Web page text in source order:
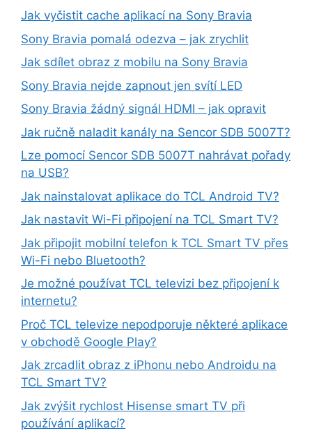
Jak vyčistit cache aplikací na Sony Bravia
Sony Bravia pomalá odezva – jak zrychlit
Jak sdílet obraz z mobilu na Sony Bravia
Sony Bravia nejde zapnout jen svítí LED
Sony Bravia žádný signál HDMI – jak opravit
Jak ručně naladit kanály na Sencor SDB 5007T?
Lze pomocí Sencor SDB 5007T nahrávat pořady
na USB?
Jak nainstalovat aplikace do TCL Android TV?
Jak nastavit Wi-Fi připojení na TCL Smart TV?
Jak připojit mobilní telefon k TCL Smart TV přes
Wi-Fi nebo Bluetooth?
Je možné používat TCL televizi bez připojení k
internetu?
Proč TCL televize nepodporuje některé aplikace
v obchodě Google Play?
Jak zrcadlit obraz z iPhonu nebo Androidu na
TCL Smart TV?
Jak zvýšit rychlost Hisense smart TV při
používání aplikací?